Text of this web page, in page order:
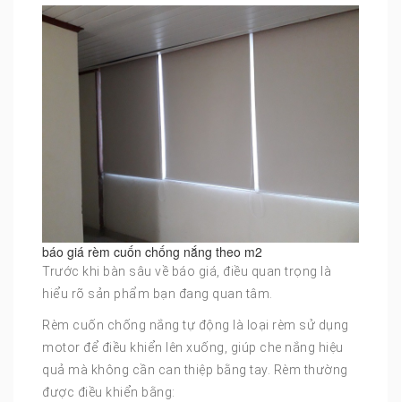
báo giá rèm cuốn chống nắng theo m2
Trước khi bàn sâu về báo giá, điều quan trọng là
hiểu rõ sản phẩm bạn đang quan tâm.
Rèm cuốn chống nắng tự động là loại rèm sử dụng
motor để điều khiển lên xuống, giúp che nắng hiệu
quả mà không cần can thiệp bằng tay. Rèm thường
được điều khiển bằng: